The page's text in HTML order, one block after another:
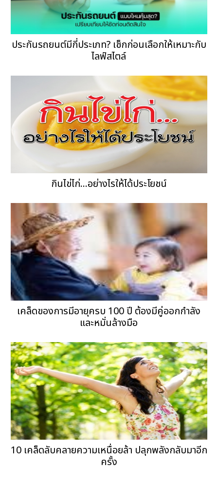
ประกันรถยนต์มีกี่ประเภท? เช็กก่อนเลือกให้เหมาะกับ
ไลฟ์สไตล์
กินไข่ไก่...อย่างไรให้ได้ประโยชน์
เคล็ดของการมีอายุครบ 100 ปี ต้องมีคู่ออกกำลัง
และหมั่นล้างมือ
10 เคล็ดลับคลายความเหนื่อยล้า ปลุกพลังกลับมาอีก
ครั้ง